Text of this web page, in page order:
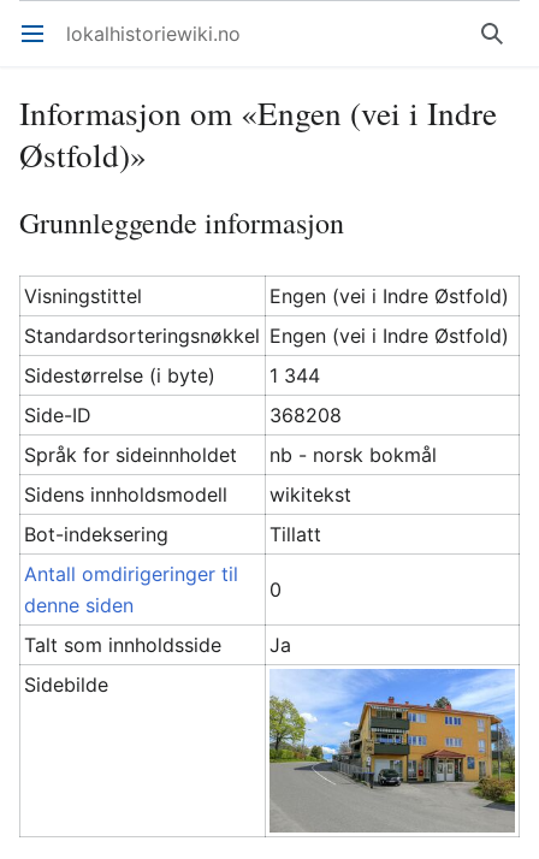
Åpne hovedmenyen lokalhistoriewiki.no Søk
Informasjon om «Engen (vei i Indre
Østfold)»
Grunnleggende informasjon
Visningstittel
Engen (vei i Indre Østfold)
Standardsorteringsnøkkel Engen (vei i Indre Østfold)
Sidestørrelse (i byte)
1 344
Side-ID
368208
Språk for sideinnholdet
nb - norsk bokmål
Sidens innholdsmodell
wikitekst
Bot-indeksering
Tillatt
Antall omdirigeringer til
denne siden
0
Talt som innholdsside
Ja
Sidebilde